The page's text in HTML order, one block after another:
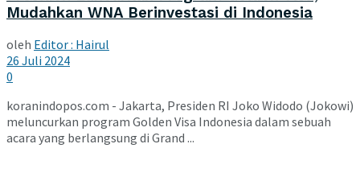
Mudahkan WNA Berinvestasi di Indonesia
oleh Editor : Hairul
26 Juli 2024
0
koranindopos.com - Jakarta, Presiden RI Joko Widodo (Jokowi)
meluncurkan program Golden Visa Indonesia dalam sebuah
acara yang berlangsung di Grand ...